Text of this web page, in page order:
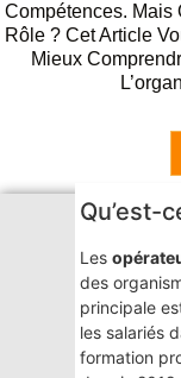
Compétences. Mais
Rôle ? Cet Article
Mieux
Qu’est-
Les
des
principale
les salariés
formation